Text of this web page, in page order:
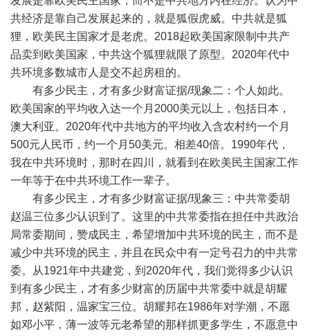
共经济是靠自己发展起来的，就是狐假虎威。中共就是狐
狸，欧美民主国家才是老虎。 2018起欧美国家限制中共产
品卖到欧美国家，中共这个狐狸就限了原型。 2020年代中
共环境多数城市人是交不起房租的。
有多少民主，才有多少财富证据/现象二：个人如此。
欧美国家的平均收入达一个月 2000美元以上，包括日本，
澳大利亚。 2020年代中共地方的平均收入含农村约一个月
500元人民币，约一个月 50美元。相差40倍。 1990年代，
我在中共环境时，那时在四川，就看到在欧美民主国家工作
一年等于在中共环境工作一辈子。
有多少民主，才有多少财富证据/现象三：中共常委胡
赵温三位多少认识到了。这里的中共常委指在担任中共政治
局常委期间，赞成民主，希望增加中共环境的民主，而不是
减少中共环境的民主，并且在民众中有一定号召力的中共常
委。从1921年中共建党，到 2020年代，我们觉得多少认识
到有多少民主，才有多少财富的历届中共常委中就是胡耀
邦，赵紫阳，温家宝三位。胡耀邦在1986年对学潮，不愿
如邓小平，薄一波等元老希望的那样抓更多学生，不愿意中